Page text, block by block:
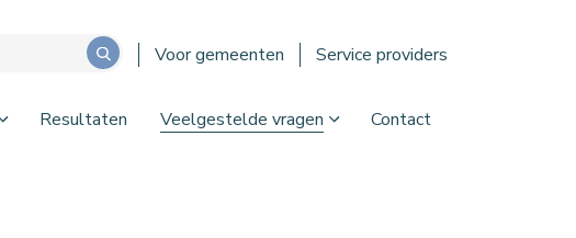
Voor gemeenten Service providers
Resultaten Veelgestelde vragen Contact